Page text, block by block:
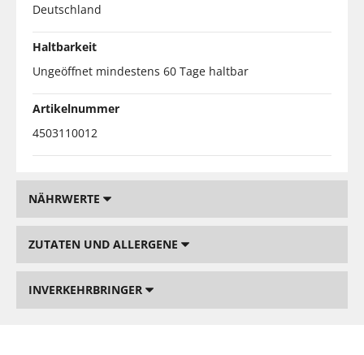
Deutschland
Haltbarkeit
Ungeöffnet mindestens 60 Tage haltbar
Artikelnummer
4503110012
NÄHRWERTE
ZUTATEN UND ALLERGENE
INVERKEHRBRINGER